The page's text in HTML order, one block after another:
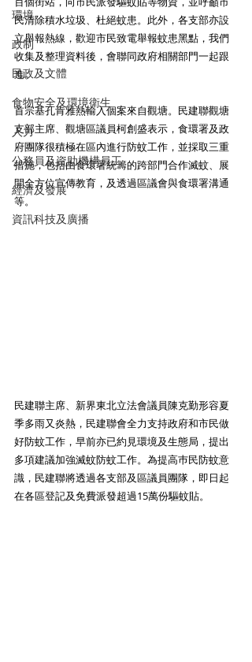
環境
政制
民政及文體
食物安全及環境衛生
人力
公務員及資助機構員工
經濟及發展
資訊科技及廣播
民清除積水垃圾、杜絕蚊患。此外，各支部亦設
立舉報熱線，歡迎市民致電舉報蚊患黑點，我們
收集及整理資料後，會聯同政府相關部門一起跟
進。
首宗基孔肯雅熱輸入個案來自觀塘。民建聯觀塘
支部主席、觀塘區議員柯創盛表示，食環署及政
府團隊很積極在區內進行防蚊工作，並採取三重
措施，包括由食環署統籌的跨部門合作滅蚊、展
開全方位宣傳教育，及透過區議會與食環署溝通
等。
民建聯主席、新界東北立法會議員陳克勤形容夏
季多雨又炎熱，民建聯會全力支持政府和市民做
好防蚊工作，早前亦已約見環境及生態局，提出
多項建議加強滅蚊防蚊工作。為提高巿民防蚊意
識，民建聯將透過各支部及區議員團隊，即日起
在各區登記及免費派發超過15萬份驅蚊貼。